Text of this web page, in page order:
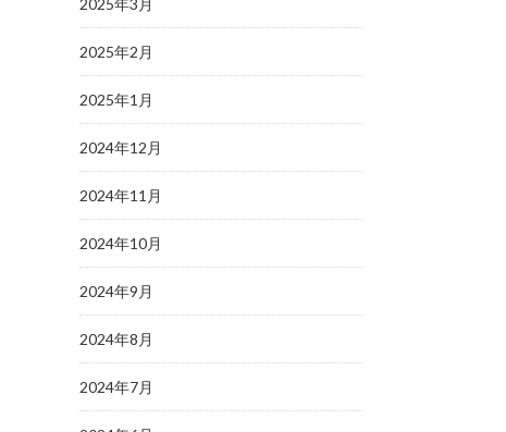
2025年3月
2025年2月
2025年1月
2024年12月
2024年11月
2024年10月
2024年9月
2024年8月
2024年7月